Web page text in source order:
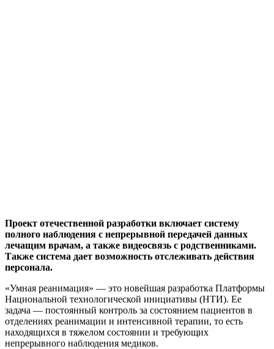
Проект отечественной разработки включает систему
полного наблюдения с непрерывной передачей данных
лечащим врачам, а также видеосвязь с родственниками.
Также система дает возможность отслеживать действия
персонала.
«Умная реанимация» — это новейшая разработка Платформы
Национальной технологической инициативы (НТИ). Ее
задача — постоянный контроль за состоянием пациентов в
отделениях реанимации и интенсивной терапии, то есть
находящихся в тяжелом состоянии и требующих
непрерывного наблюдения медиков.